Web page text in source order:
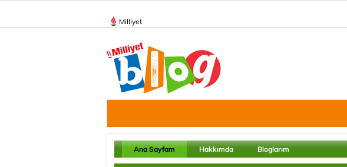
Milliyet
Ana Sayfam Hakkımda Bloglarım